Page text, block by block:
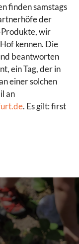
finden samstags
der
wir
kennen. Die
beantworten
ein Tag, der in
einer solchen
an
. Es gilt: first